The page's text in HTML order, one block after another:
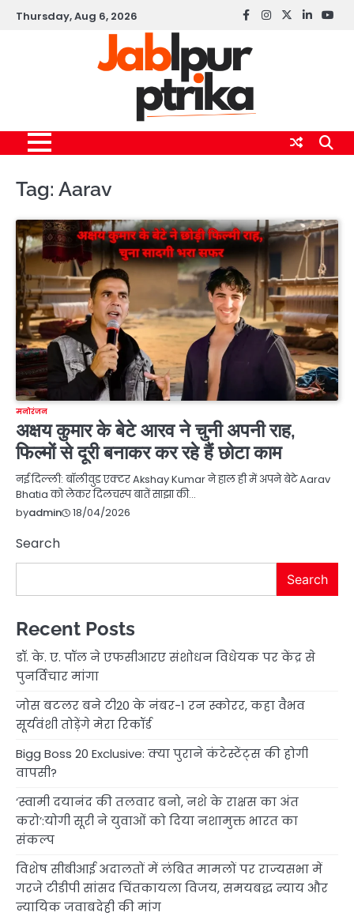
SkipThursday, Aug 6, 2026 Facebook
instagram
twitterlinkedin
Tag: Aarav
मनोरंजन
अक्षय कुमार के बेटे आरव ने चुनी अपनी राह,
फिल्मों से दूरी बनाकर कर रहे हैं छोटा काम
नई दिल्ली: बॉलीवुड एक्टर Akshay Kumar ने हाल ही में अपने बेटे Aarav
Bhatia को लेकर दिलचस्प बातें साझा की…
byadmin 18/04/2026
Search
Search
Recent Posts
डॉ. के. ए. पॉल ने एफसीआरए संशोधन विधेयक पर केंद्र से
पुनर्विचार मांगा
जोस बटलर बने टी20 के नंबर-1 रन स्कोरर, कहा वैभव
सूर्यवंशी तोड़ेंगे मेरा रिकॉर्ड
Bigg Boss 20 Exclusive: क्या पुराने कंटेस्टेंट्स की होगी
वापसी?
‘स्वामी दयानंद की तलवार बनो, नशे के राक्षस का अंत
करो’:योगी सूरी ने युवाओं को दिया नशामुक्त भारत का
संकल्प
विशेष सीबीआई अदालतों में लंबित मामलों पर राज्यसभा में
गरजे टीडीपी सांसद चिंतकायला विजय, समयबद्ध न्याय और
न्यायिक जवाबदेही की मांग